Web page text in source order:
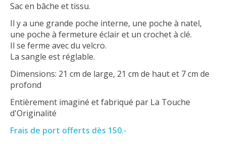
Sac en bâche et tissu.
Il y a une grande poche interne, une poche à natel,
une poche à fermeture éclair et un crochet à clé.
Il se ferme avec du velcro.
La sangle est réglable.
Dimensions: 21 cm de large, 21 cm de haut et 7 cm de
profond
Entièrement imaginé et fabriqué par La Touche
d'Originalité
Frais de port offerts dès 150.-